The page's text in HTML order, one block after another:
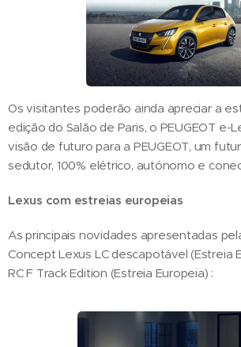
Os visitantes poderão ainda apreciar a
edição do Salão de Paris, o PEUGEOT e-
visão de futuro para a PEUGEOT, um
sedutor, 100% elétrico, autónomo e
Lexus com estreias europeias
As principais novidades apresentadas
Concept Lexus LC descapotável (Estreia
RC F Track Edition (Estreia Europeia) :